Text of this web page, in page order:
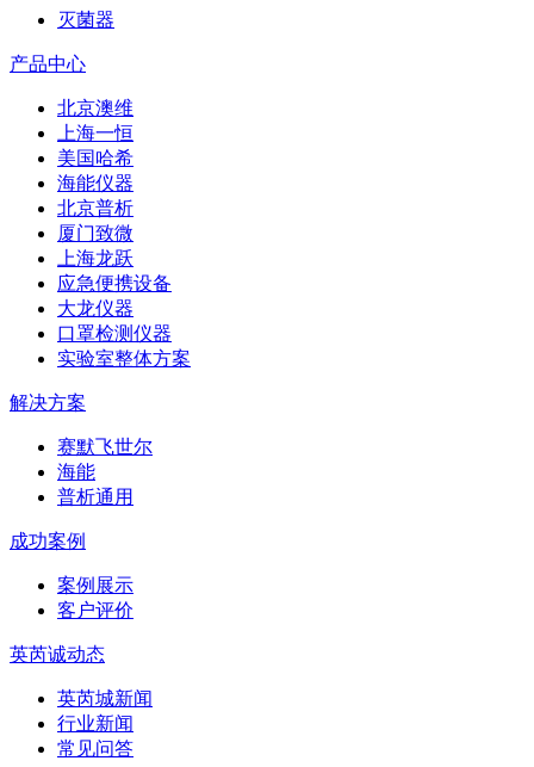
灭菌器
产品中心
北京澳维
上海一恒
美国哈希
海能仪器
北京普析
厦门致微
上海龙跃
应急便携设备
大龙仪器
口罩检测仪器
实验室整体方案
解决方案
赛默飞世尔
海能
普析通用
成功案例
案例展示
客户评价
英芮诚动态
英芮城新闻
行业新闻
常见问答